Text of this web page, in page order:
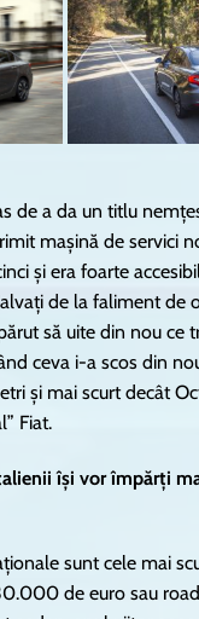
de a da un titlu
mașină de servici
și era foarte
de la faliment
să uite din nou
ceva i-a scos din
și mai scurt decât
Fiat.
își vor împărți
sunt cele mai
de euro sau